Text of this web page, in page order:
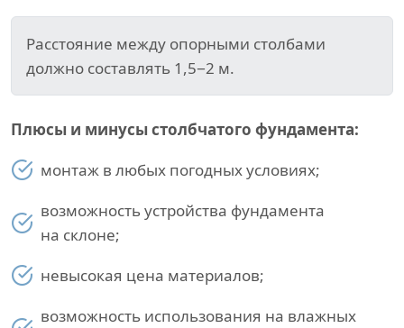
Расстояние между опорными столбами
должно составлять 1,5−2 м.
Плюсы и минусы столбчатого фундамента:
монтаж в любых погодных условиях;
возможность устройства фундамента
на склоне;
невысокая цена материалов;
возможность использования на влажных